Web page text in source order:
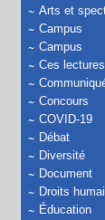
Arts et
Campus
Campus
Ces
Concours
COVID-19
Débat
Diversité
Document
Droits
Éducation